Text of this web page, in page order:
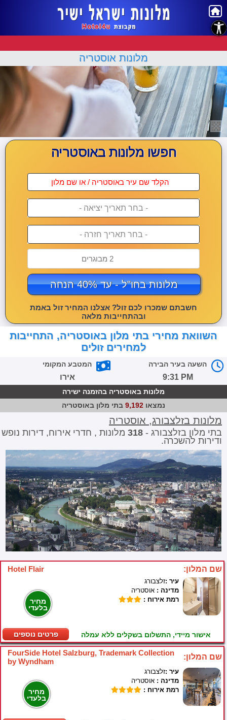
מלונות אוסטריה
חפשו מלונות באוסטריה
- בחר תאריך יציאה -
- בחר תאריך חזרה -
2 מבוגרים
מלונות בחו"ל - עד 40% הנחה
חשבתם שמכרו לכם זול? אצלנו המחיר זול באמת
ובהתחייבות מלאה
השוואת מחירי בתי מלון באוסטריה, התחייבות
למחירים זולים
המטבע המקומי
אירו
השעה בעיר הבירה
9:31 PM
מלונות באוסטריה בהזמנה ישירה
נמצאו 9,192 בתי מלון באוסטריה
מלונות בזלצבורג, אוסטריה
בתי מלון בזלצבורג - 318 מלונות , חדרי אירוח, דירות נופש
ודירות להשכרה.
Hotel Flair שם המלון:
מחיר
בלעדי
פרטים נוספים
עיר :זלצבורג
מדינה : אוסטריה
רמת אירוח :
אישור מיידי, התשלום בשקלים ללא עמלה
FourSide Hotel Salzburg, Trademark Collection
by Wyndham
שם המלון:
מחיר
בלעדי
עיר :זלצבורג
מדינה : אוסטריה
רמת אירוח :
נגישות